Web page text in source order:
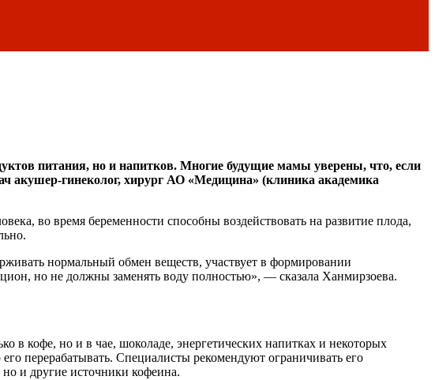
питания, но и напитков. Многие будущие мамы уверены, что, если
акушер-гинеколог, хирург АО «Медицина» (клиника академика
во время беременности способны воздействовать на развитие плода,
нормальный обмен веществ, участвует в формировании
но не должны заменять воду полностью», — сказала Ханмирзоева.
в кофе, но и в чае, шоколаде, энергетических напитках и некоторых
перерабатывать. Специалисты рекомендуют ограничивать его
и другие источники кофеина.